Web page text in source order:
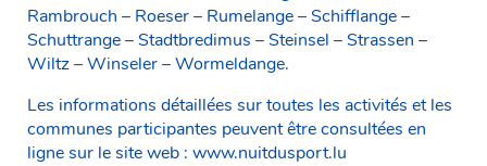
Rambrouch – Roeser – Rumelange – Schifflange –
Schuttrange – Stadtbredimus – Steinsel – Strassen –
Wiltz – Winseler – Wormeldange.
Les informations détaillées sur toutes les activités et les
communes participantes peuvent être consultées en
ligne sur le site web : www.nuitdusport.lu